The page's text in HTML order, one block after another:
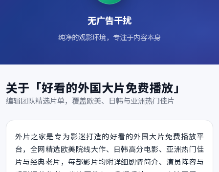
无广告干扰
纯净的观影环境，专注于内容本身
关于「好看的外国大片免费播放」
编辑团队精选片单，覆盖欧美、日韩与亚洲热门佳片
外片之家是专为影迷打造的好看的外国大片免费播放平
台，全网精选欧美院线大作、日韩高分电影、亚洲热门佳
片与经典老片，每部影片均附详细剧情简介、演员阵容与